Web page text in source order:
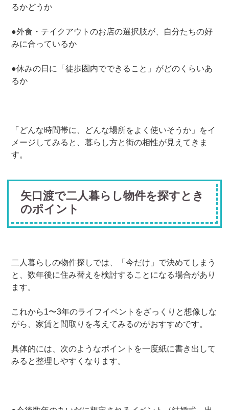
るかどうか
●外食・テイクアウトのお店の選択肢が、自分たちの好
みに合っているか
●休みの日に「徒歩圏内でできること」がどのくらいあ
るか
「どんな時間帯に、どんな場所をよく使いそうか」をイ
メージしてみると、暮らし方と街の相性が見えてきま
す。
矢口渡で二人暮らし物件を探すとき
のポイント
二人暮らしの物件探しでは、「今だけ」で決めてしまう
と、数年後に住み替えを検討することになる場合があり
ます。
これから1〜3年のライフイベントをざっくりと想像しな
がら、家賃と間取りを考えてみるのがおすすめです。
具体的には、次のようなポイントを一度紙に書き出して
みると整理しやすくなります。